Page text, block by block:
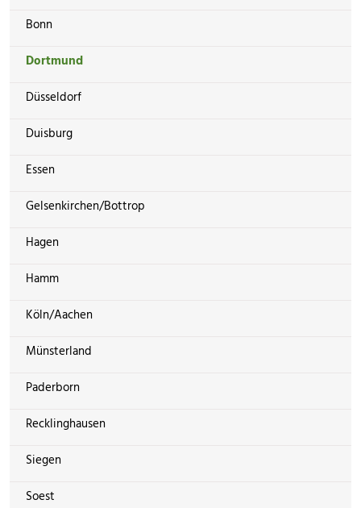
Bonn
Dortmund
Düsseldorf
Duisburg
Essen
Gelsenkirchen/Bottrop
Hagen
Hamm
Köln/Aachen
Münsterland
Paderborn
Recklinghausen
Siegen
Soest